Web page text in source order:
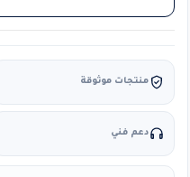
منتجات موثوقة
دعم فني